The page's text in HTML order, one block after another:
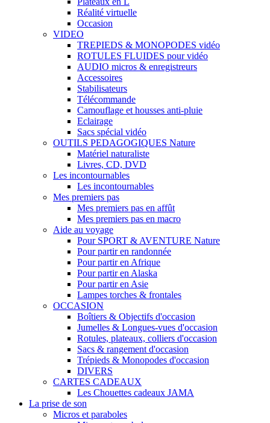
Réalité virtuelle
Occasion
VIDEO
TREPIEDS & MONOPODES vidéo
ROTULES FLUIDES pour vidéo
AUDIO micros & enregistreurs
Accessoires
Stabilisateurs
Télécommande
Camouflage et housses anti-pluie
Eclairage
Sacs spécial vidéo
OUTILS PEDAGOGIQUES Nature
Matériel naturaliste
Livres, CD, DVD
Les incontournables
Les incontournables
Mes premiers pas
Mes premiers pas en affût
Mes premiers pas en macro
Aide au voyage
Pour SPORT & AVENTURE Nature
Pour partir en randonnée
Pour partir en Afrique
Pour partir en Alaska
Pour partir en Asie
Lampes torches & frontales
OCCASION
Boîtiers & Objectifs d'occasion
Jumelles & Longues-vues d'occasion
Rotules, plateaux, colliers d'occasion
Sacs & rangement d'occasion
Trépieds & Monopodes d'occasion
DIVERS
CARTES CADEAUX
Les Chouettes cadeaux JAMA
La prise de son
Micros et paraboles